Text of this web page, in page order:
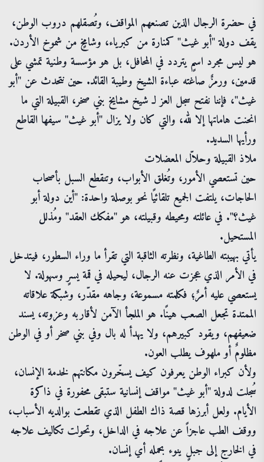
في حضرة الرجال الذين تصنعهم المواقف، وتُصقلهم دروب الوطن،
يقف دولة "أبو غيث" كمنارة من كبرياء، وشامخٍ من شموخ الأردن.
هو ليس مجرد اسمٍ يتردد في المحافل، بل هو مؤسسة وطنية تمشي على
قدمين، ورمزٌ صاغته عباءة الشيخ وطيبة القائد. حين نتحدث عن "أبو
غيث"، فإننا نفتح سجل العز لـ شيخ مشايخ بني صخر، القبيلة التي ما
انحنت هاماتها إلا لله، والتي كان ولا يزال "أبو غيث" سيفها القاطع
ورأيها السديد.
ملاذ القبيلة وحلاّل المعضلات
حين تستعصي الأمور، وتُغلق الأبواب، وتنقطع السبل بأصحاب
الحاجات، يلتفت الجميع تلقائيًا نحو بوصلة واحدة: "أين دولة أبو
غيث؟". في عائلته ومحيطه وقبيلته، هو "مفكك العقد" ومُذلل
المستحيل.
يأتي بهيبته الطاغية، ونظرته الثاقبة التي تقرأ ما وراء السطور، فيتدخل
في الأمر الذي عجزت عنه الرجال، ليحيله في قمة يسرٍ وسهولة. لا
يستعصي عليه أمرٌ؛ فكلمته مسموعة، وجاهه مقدّر، وشبكة علاقاته
الممتدة تجعل الصعب هينًا. هو الملجأ الآمن لأقاربه وعزوته، يسند
ضعيفهم، ويقود كبيرهم، ولا يهدأ له بال وفي بني صخر أو في الوطن
مظلومٌ أو ملهوف يطلب العون.
ولأن كبراء الوطن يعرفون كيف يسخّرون مكانتهم لخدمة الإنسان،
سُجلت لدولة "أبو غيث" مواقف إنسانية ستبقى محفورة في ذاكرة
الأيام. ولعل أبرزها قصة ذاك الطفل الذي تقطعت بوالديه الأسباب،
ووقف الطب عاجزاً عن علاجه في الداخل، وتحولت تكاليف علاجه
في الخارج إلى جبلٍ ينوء بحمله أي إنسان.